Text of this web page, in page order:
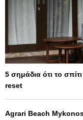
5 σημάδια ότι το
reset
Agrari Beach Mykonos: